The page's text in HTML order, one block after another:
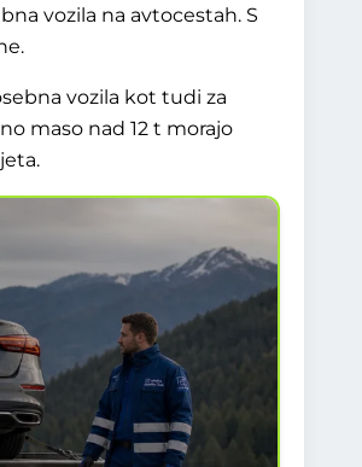
vozila na avtocestah. S
vozila kot tudi za
maso nad 12 t morajo